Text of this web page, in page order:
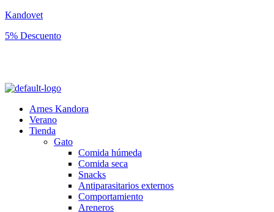
Kandovet
5% Descuento
Arnes Kandora
Verano
Tienda
Gato
Comida húmeda
Comida seca
Snacks
Antiparasitarios externos
Comportamiento
Areneros